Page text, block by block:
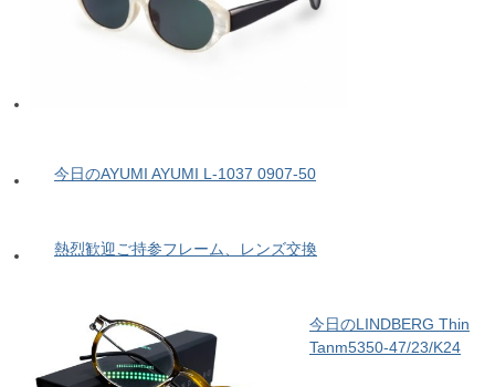
今日のAYUMI AYUMI L-1037 0907-50
熱烈歓迎ご持参フレーム、レンズ交換
今日のLINDBERG Thin
Tanm5350-47/23/K24